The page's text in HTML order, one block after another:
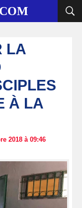
LA
À LA
2018 à 09:46